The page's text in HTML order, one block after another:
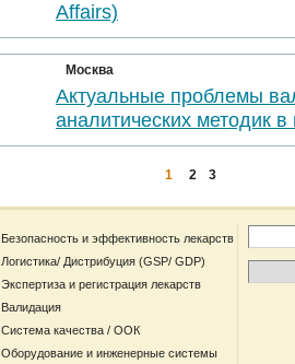
Affairs)
Москва
Актуальные проблемы
аналитических методик в
1 2 3
Безопасность и эффективность лекарств
Логистика/ Дистрибуция (GSP/ GDP)
Экспертиза и регистрация лекарств
Валидация
Система качества / ООК
Оборудование и инженерные системы